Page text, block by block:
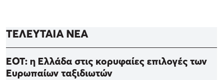
ΤΕΛΕΥΤΑΙΑ ΝΕΑ
ΕΟΤ: η Ελλάδα στις κορυφαίες επιλογές των
Ευρωπαίων ταξιδιωτών